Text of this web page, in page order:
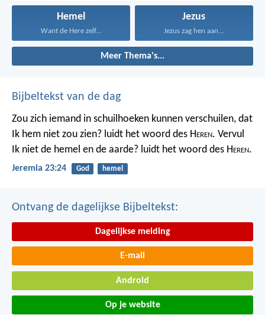
Hemel
Want de Here zelf...
Jezus
Jezus zag hen aan...
Meer Thema's...
Bijbeltekst van de dag
Zou zich iemand in schuilhoeken kunnen verschuilen, dat
Ik hem niet zou zien? luidt het woord des Heren. Vervul
Ik niet de hemel en de aarde? luidt het woord des Heren.
Jeremia 23:24 God hemel
Ontvang de dagelijkse Bijbeltekst:
Dagelijkse melding
E-mail
Android
Op je website